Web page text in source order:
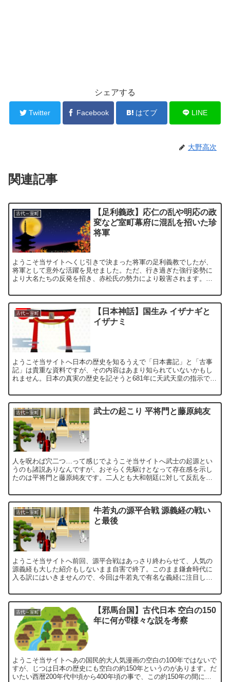
シェアする
Twitter Facebook はてブ LINE
大野高次
関連記事
古代～室町
【足利義政】応仁の乱や明応の政
変など室町幕府に混乱を招いた珍
将軍
ようこそ当サイトへくじ引きで決まった将軍の足利義教でしたが、
将軍として意外な活躍を見せました。ただ、行き過ぎた強行姿勢に
より大名たちの反発を招き、赤松氏の勢力により殺害されます。山
に...
古代～室町
【日本神話】国生み イザナギと
イザナミ
ようこそ当サイトへ日本の歴史を知るうえで「日本書記」と「古事
記」は貴重な資料ですが、その内容はあまり知られていないかもし
れません。日本の真実の歴史を記そうと681年に天武天皇の指示で編
古代～室町 武士の起こり 平将門と藤原純友
人を呪わば穴二つ…って感じでようこそ当サイトへ武士の起源とい
うのも諸説ありなんですが、おそらく先駆けとなって存在感を示し
たのは平将門と藤原純友です。二人とも大和朝廷に対して反乱を起
原...
古代～室町
牛若丸の源平合戦 源義経の戦い
と最後
ようこそ当サイトへ前回、源平合戦はあっさり終わらせて、人気の
源義経も大した紹介もしないまま自害で終了。このまま鎌倉時代に
入る訳にはいきませんので、今回は牛若丸で有名な義経に注目して
牛...
古代～室町
【邪馬台国】古代日本 空白の150
年に何が⁉様々な説を考察
ようこそ当サイトへあの国民的大人気漫画の空白の100年ではないで
すが、じつは日本の歴史にも空白の約150年というのがあります。だ
いたい西暦200年代中頃から400年頃の事で、この約150年の間に日